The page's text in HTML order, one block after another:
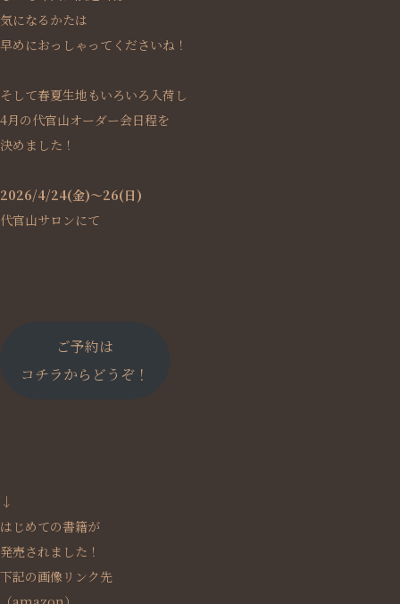
気になるかたは
早めにおっしゃってくださいね！
そして春夏生地もいろいろ入荷し
4月の代官山オーダー会日程を
決めました！
2026/4/24(金)～26(日)
代官山サロンにて
ご予約は
コチラからどうぞ！
↓
はじめての書籍が
発売されました！
下記の画像リンク先